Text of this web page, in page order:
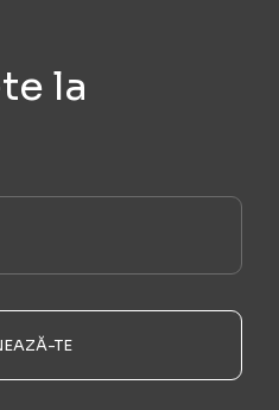
la
TE